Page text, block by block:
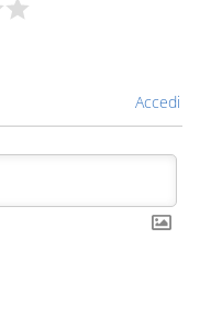
Accedi